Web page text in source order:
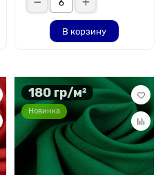
В корзину
180 гр/м²
Новинка